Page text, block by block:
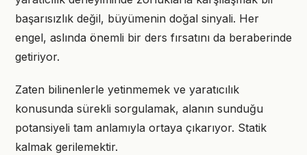
başarısızlık değil, büyümenin doğal sinyali. Her
engel, aslında önemli bir ders fırsatını da beraberinde
getiriyor.
Zaten bilinenlerle yetinmemek ve yaratıcılık
konusunda sürekli sorgulamak, alanın sunduğu
potansiyeli tam anlamıyla ortaya çıkarıyor. Statik
kalmak gerilemektir.